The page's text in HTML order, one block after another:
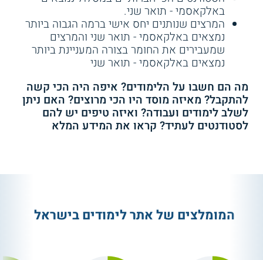
זו כוללות תואר שני בלקויות למידה, תואר
שני בייעוץ חינוכי, תואר שני בתכנון לימודים
והערכה, תואר שני בקידום נוער בסיכון
ועוד.
מכללת סמינר הקיבוצים (רמת
במכללת סמינר הקיבוצים נערכות
תכניות לתואר שני בהערכה בחינוך, תואר
שני בטכנולוגיה בחינוך, תואר שני בחינוך
מתמטי, תואר שני בניהול וארגון מערכות
חינוך, תואר שני בחינוך לפעילות גופנית
בהתמחות טכנולוגיות למידה, במסלול חינוך
מיוחד, בתכנית חינוך לגיל הרך, או בתכנית
קורס אונליין
(12)
4.3
סמינר הקיבוצים - תואר שני
בחינוך
באלקאסמי - תואר שני.
המרצים שנותנים יחס אישי ברמה הגבוה ביותר
נמצאים באלקאסמי - תואר שני והמרצים
שמעבירים את החומר בצורה המעניינת ביותר
נמצאים באלקאסמי - תואר שני
מה הם חשבו על הלימודים? איפה היה הכי קשה
להתקבל? מאיזה מוסד היו הכי מרוצים? האם ניתן
לשלב לימודים ועבודה? ואיזה טיפים יש להם
לסטודנטים לעתיד? קראו את המידע המלא
המומלצים של אתר לימודים בישראל